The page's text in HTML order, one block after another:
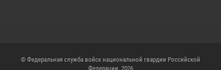
© Федеральная служба войск национальной гвардии Российской
Федерации, 2026